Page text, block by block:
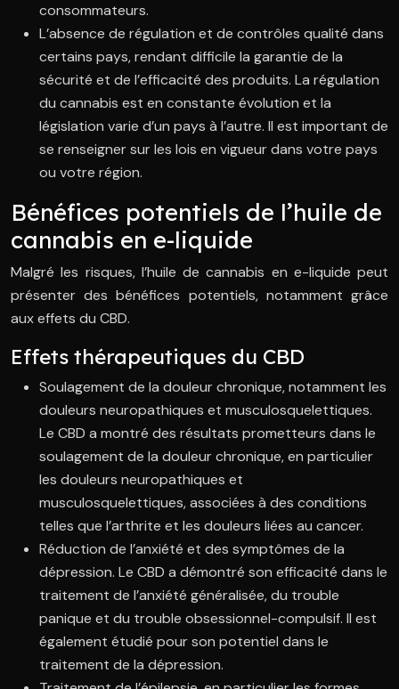
consommateurs.
L’absence de régulation et de contrôles qualité dans
certains pays, rendant difficile la garantie de la
sécurité et de l’efficacité des produits. La régulation
du cannabis est en constante évolution et la
législation varie d’un pays à l’autre. Il est important de
se renseigner sur les lois en vigueur dans votre pays
ou votre région.
Bénéfices potentiels de l’huile de
cannabis en e-liquide
Malgré les risques, l’huile de cannabis en e-liquide peut
présenter des bénéfices potentiels, notamment grâce
aux effets du CBD.
Effets thérapeutiques du CBD
Soulagement de la douleur chronique, notamment les
douleurs neuropathiques et musculosquelettiques.
Le CBD a montré des résultats prometteurs dans le
soulagement de la douleur chronique, en particulier
les douleurs neuropathiques et
musculosquelettiques, associées à des conditions
telles que l’arthrite et les douleurs liées au cancer.
Réduction de l’anxiété et des symptômes de la
dépression. Le CBD a démontré son efficacité dans le
traitement de l’anxiété généralisée, du trouble
panique et du trouble obsessionnel-compulsif. Il est
également étudié pour son potentiel dans le
traitement de la dépression.